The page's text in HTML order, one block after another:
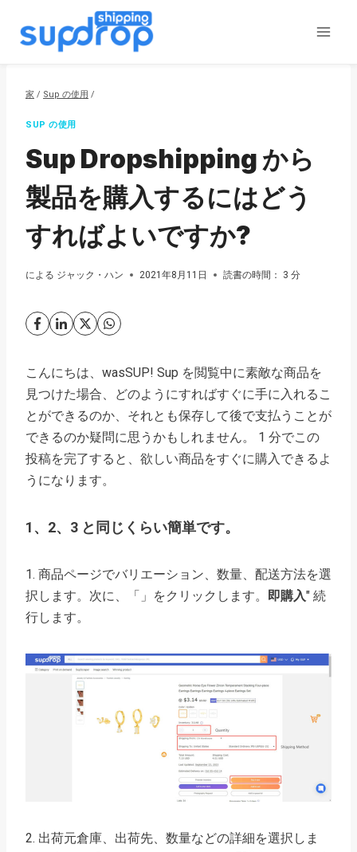
家 / Sup の使用 /
SUP の使用
Sup Dropshipping から
製品を購入するにはどう
すればよいですか?
による ジャック・ハン 2021年8月11日 読書の時間： 3分
こんにちは、wasSUP! Sup を閲覧中に素敵な商品を
見つけた場合、どのようにすればすぐに手に入れるこ
とができるのか、それとも保存して後で支払うことが
できるのか疑問に思うかもしれません。 1 分でこの
投稿を完了すると、欲しい商品をすぐに購入できるよ
うになります。
1、2、3 と同じくらい簡単です。
1. 商品ページでバリエーション、数量、配送方法を選
択します。次に、「」をクリックします。
即購入" 続
行します。
2. 出荷元倉庫、出荷先、数量などの詳細を選択しま